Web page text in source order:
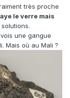
très proche
le verre mais
une gangue
Mais où au Mali ?